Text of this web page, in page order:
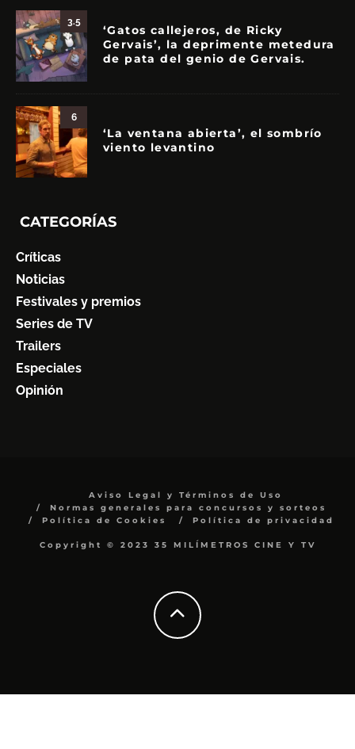
3.5
‘Gatos callejeros, de Ricky
Gervais’, la deprimente metedura
de pata del genio de Gervais.
6
‘La ventana abierta’, el sombrío
viento levantino
CATEGORÍAS
Críticas
Noticias
Festivales y premios
Series de TV
Trailers
Especiales
Opinión
Aviso Legal y Términos de Uso
Normas generales para concursos y sorteos
Política de Cookies
Política de privacidad
Copyright © 2023 35 MILÍMETROS CINE Y TV